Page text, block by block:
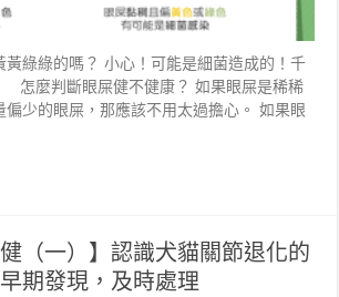
黃綠綠的嗎？ 小心！可能是細菌造成的！千
怎麼判斷眼屎健不健康？ 如果眼屎是稀稀
偏少的眼屎，那應該不用太過擔心。 如果眼
健（一）】認識犬貓關節退化的
期發現，及時處理